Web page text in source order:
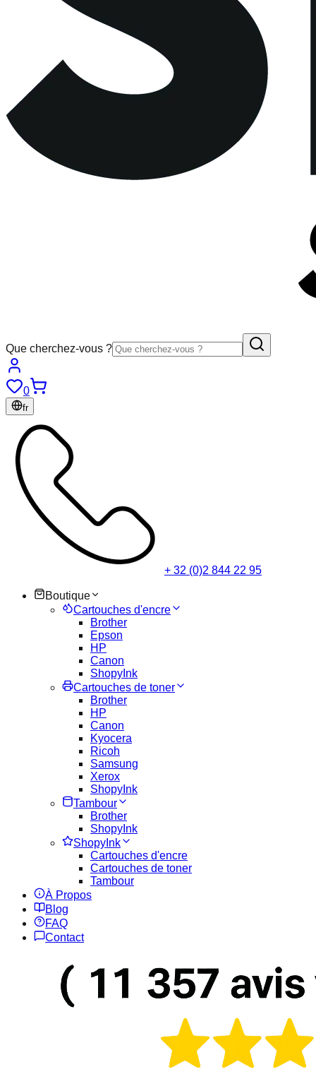
Que cherchez-vous ?
0
fr
+ 32 (0)2 844 22 95
Boutique
Cartouches d'encre
Brother
Epson
HP
Canon
ShopyInk
Cartouches de toner
Brother
HP
Canon
Kyocera
Ricoh
Samsung
Xerox
ShopyInk
Tambour
Brother
ShopyInk
ShopyInk
Cartouches d'encre
Cartouches de toner
Tambour
À Propos
Blog
FAQ
Contact